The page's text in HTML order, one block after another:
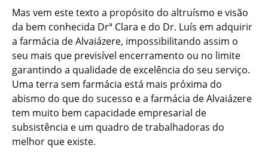
Mas vem este texto a propósito do altruísmo e visão
da bem conhecida Drª Clara e do Dr. Luís em adquirir
a farmácia de Alvaiázere, impossibilitando assim o
seu mais que previsível encerramento ou no limite
garantindo a qualidade de excelência do seu serviço.
Uma terra sem farmácia está mais próxima do
abismo do que do sucesso e a farmácia de Alvaiázere
tem muito bem capacidade empresarial de
subsistência e um quadro de trabalhadoras do
melhor que existe.